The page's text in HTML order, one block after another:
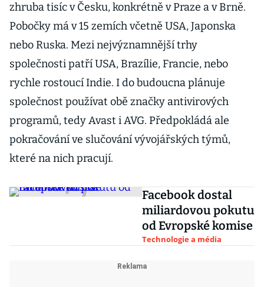
zhruba tisíc v Česku, konkrétně v Praze a v Brně.
Pobočky má v 15 zemích včetně USA, Japonska
nebo Ruska. Mezi nejvýznamnější trhy
společnosti patří USA, Brazílie, Francie, nebo
rychle rostoucí Indie. I do budoucna plánuje
společnost používat obě značky antivirových
programů, tedy Avast i AVG. Předpokládá ale
pokračování ve slučování vývojářských týmů,
které na nich pracují.
Facebook dostal
miliardovou pokutu
od Evropské komise
Technologie a média